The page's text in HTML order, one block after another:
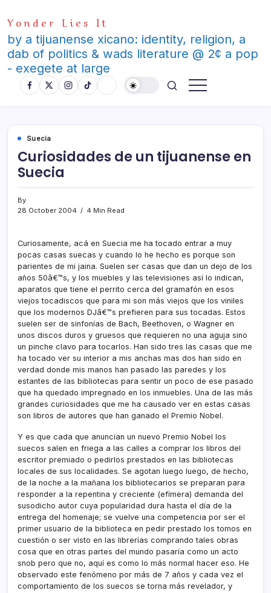
to
content
Yonder Lies It
by a tijuanense xicano: identity, religion, a
dab of politics & wads literature @ 2¢ a pop
- exegete at large
Suecia
Curiosidades de un tijuanense en
Suecia
By
28 October 2004
4 Min Read
Curiosamente, acá en Suecia me ha tocado entrar a muy
pocas casas suecas y cuando lo he hecho es porque son
parientes de mi jaina. Suelen ser casas que dan un dejo de los
años 50â€™s, y los muebles y las televisiones así­ lo indican,
aparatos que tiene el perrito cerca del gramafón en esos
viejos tocadiscos que para mi son más viejos que los viniles
que los modernos DJâ€™s prefieren para sus tocadas. Estos
suelen ser de sinfoní­as de Bach, Beethoven, o Wagner en
unos discos duros y gruesos que requieren no una aguja sino
un pinche clavo para tocarlos. Han sido tres las casas que me
ha tocado ver su interior a mis anchas mas dos han sido en
verdad donde mis manos han pasado las paredes y los
estantes de las bibliotecas para sentir un poco de ese pasado
que ha quedado impregnado en los inmuebles. Una de las más
grandes curiosidades que me ha causado ver en estas casas
son libros de autores que han ganado el Premio Nobel.
Y es que cada que anuncian un nuevo Premio Nobel los
suecos salen en friega a las calles a comprar los libros del
escritor premiado o pedirlos prestados en las bibliotecas
locales de sus localidades. Se agotan luego luego, de hecho,
de la noche a la mañana los bibliotecarios se preparan para
responder a la repentina y creciente (efí­mera) demanda del
susodicho autor cuya popularidad dura hasta el dí­a de la
entrega del homenaje; se vuelve una competencia por ser el
primer usuario de la biblioteca en pedir prestado los tomos en
cuestión o ser visto en las librerí­as comprando tales obras
cosa que en otras partes del mundo pasarí­a como un acto
snob pero que no, aquí­ es como lo más normal hacer eso. He
observado este fenómeno por más de 7 años y cada vez el
comportamiento de los suecos se torna más revelador, y